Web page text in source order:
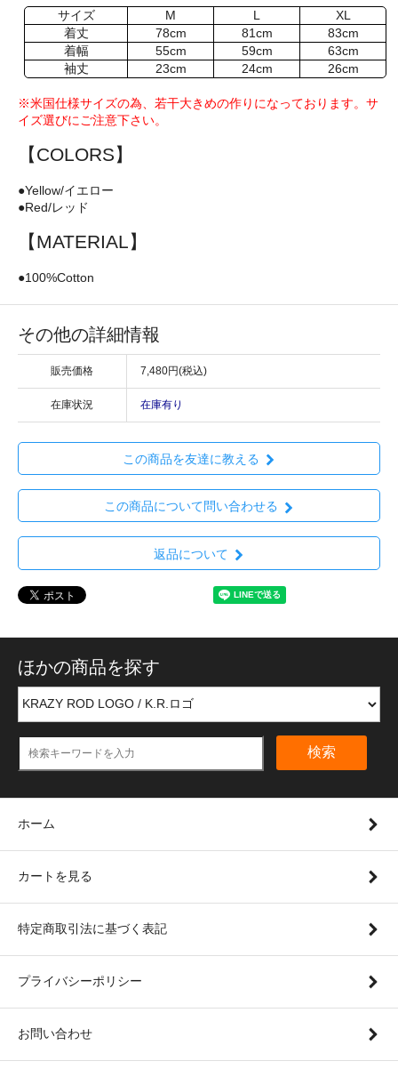
サイズ M L
XL
着丈
78cm 81cm
83cm
着幅
55cm 59cm
63cm
袖丈
23cm 24cm 26cm
※米国仕様サイズの為、若干大きめの作りになっております。サ
イズ選びにご注意下さい。
【COLORS】
●Yellow/イエロー
●Red/レッド
【MATERIAL】
●100%Cotton
その他の詳細情報
販売価格 7,480円(税込)
在庫状況 在庫有り
この商品を友達に教える
この商品について問い合わせる
返品について
ほかの商品を探す
検索
ホーム
カートを見る
特定商取引法に基づく表記
プライバシーポリシー
お問い合わせ